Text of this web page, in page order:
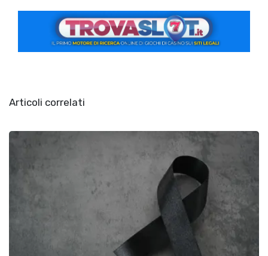
Articoli correlati